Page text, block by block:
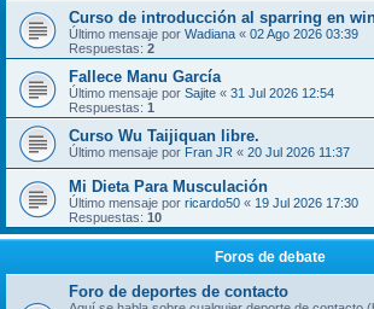
Curso de introducción al sparring en
Último mensaje por Wadiana « 02 Ago 2026 03:39
Respuestas: 2
Fallece Manu García
Último mensaje por Sajite « 31 Jul 2026 12:54
Respuestas: 1
Curso Wu Taijiquan libre.
Último mensaje por Fran JR « 20 Jul 2026 11:37
Mi Dieta Para Musculación
Último mensaje por ricardo50 « 19 Jul 2026 17:30
Respuestas: 10
Foros de debate
Foro de deportes de contacto